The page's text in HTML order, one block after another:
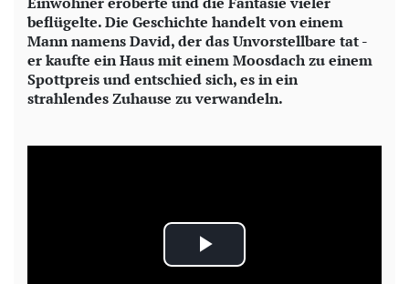
beflügelte. Die Geschichte handelt von einem
Mann namens David, der das Unvorstellbare tat -
er kaufte ein Haus mit einem Moosdach zu einem
Spottpreis und entschied sich, es in ein
strahlendes Zuhause zu verwandeln.
P